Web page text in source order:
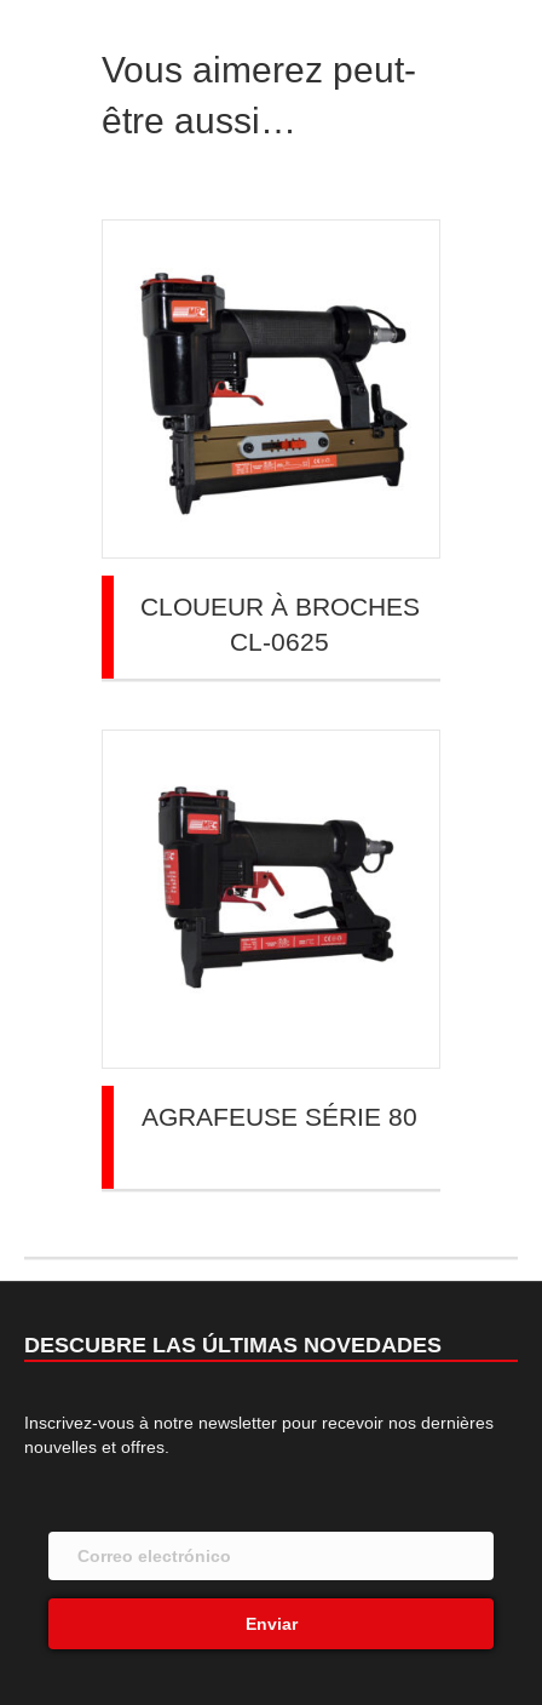
Vous aimerez peut-
être aussi…
CLOUEUR À BROCHES
CL-0625
AGRAFEUSE SÉRIE 80
DESCUBRE LAS ÚLTIMAS NOVEDADES
Inscrivez-vous à notre newsletter pour recevoir nos dernières
nouvelles et offres.
Enviar